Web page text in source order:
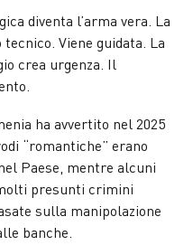
diventa l’arma vera. La
Viene guidata. La
crea urgenza. Il
ha avvertito nel 2025
“romantiche” erano
Paese, mentre alcuni
presunti crimini
sulla manipolazione
banche.